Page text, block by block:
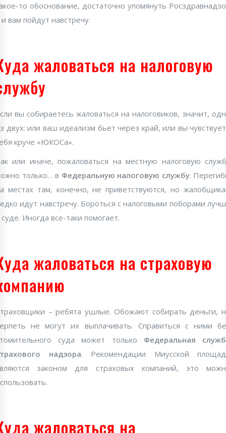
то обоснование, достаточно упомянуть
и вам пойдут навстречу.
жаловаться на налоговую
вы собираетесь жаловаться на налоговиков, значит,
двух: или ваш идеализм бьет через край, или вы
круче «ЮКОСа».
или иначе, пожаловаться на местную налоговую
только… в Федеральную налоговую службу.
местах там, конечно, не приветствуются, но
идут навстречу. Бороться с налоговыми поборами
суде. Иногда все-таки помогает.
жаловаться на страховую
– ребята ушлые. Обожают собирать деньги,
не могут их выплачивать. Справиться с ними
суда может только Федеральная
надзора. Рекомендации Миусской
законом для страховых компаний, это
жаловаться на